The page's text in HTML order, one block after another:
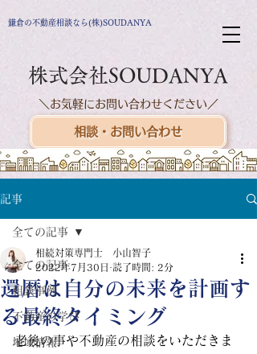
相談・お問い合わせ
鎌倉の不動産相談なら(株)SOUDANYA
株式会社SOUDANYA
＼お気軽にお問い合わせください／
記事
全ての記事
相談事例
不動産の学び
地域情報
全ての記事
還暦は自分の未来を計画す
る最終タイミング
相続対策専門士 小山智子
2022年7月30日 読了時間: 2分
老後の事や不動産の相談をいただきま